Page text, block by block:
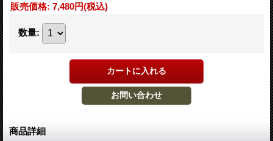
販売価格: 7,480円(税込)
数量:
商品詳細